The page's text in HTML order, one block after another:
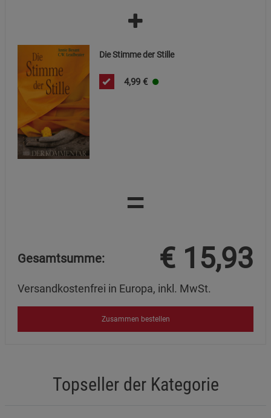
Die Stimme der Stille
4,99 €
=
Gesamtsumme: € 15,93
Versandkostenfrei in Europa, inkl. MwSt.
Zusammen bestellen
Topseller der Kategorie
Funktionale Cookies (1)
Beschreibung Funktionale Cookies
Cookie-Informationenanzeigen
Statistik Cookies (2)
Beschreibung Statistik Cookies
Cookie-Informationen
Marketing Cookies (3)
Beschreibung Marketing Cookies
Datenschutzerklärung Impressum